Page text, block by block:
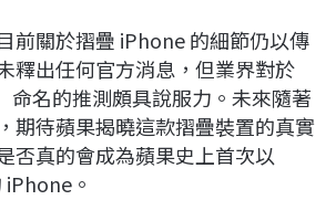
前關於摺疊 iPhone 的細節仍以傳
釋出任何官方消息，但業界對於
命名的推測頗具說服力。未來隨著
期待蘋果揭曉這款摺疊裝置的真實
否真的會成為蘋果史上首次以
iPhone。